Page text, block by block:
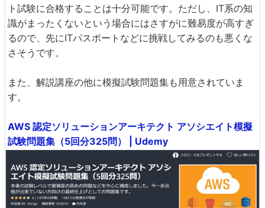
ト試験に合格することは十分可能です。ただし、IT系の知
識がまったくないという場合にはさすがに難易度が高すぎ
るので、先にITパスポートなどに挑戦してみるのも悪くな
さそうです。
また、解説講座の他に模擬試験問題集も用意されていま
す。
AWS 認定ソリューションアーキテクト アソシエイト模擬
試験問題集（5回分325問） | Udemy